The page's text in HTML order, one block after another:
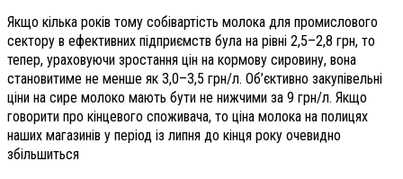
Якщо кілька років тому собівартість молока для промислового
сектору в ефективних підприємств була на рівні 2,5–2,8 грн, то
тепер, ураховуючи зростання цін на кормову сировину, вона
становитиме не менше як 3,0–3,5 грн/л. Об’єктивно закупівельні
ціни на сире молоко мають бути не нижчими за 9 грн/л. Якщо
говорити про кінцевого споживача, то ціна молока на полицях
наших магазинів у період із липня до кінця року очевидно
збільшиться